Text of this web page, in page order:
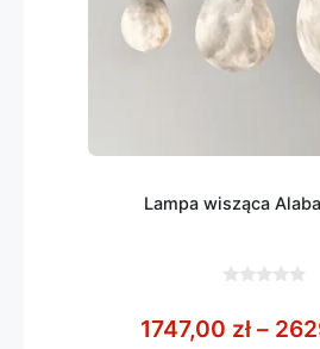
Lampa wisząca
5
1747,00 zł –